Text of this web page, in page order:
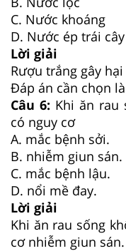
C. Nước khoáng
D. Nước ép trái cây
Lời giải
Rượu trắng gây
Đáp án cần chọn
Câu 6: Khi ăn rau
có nguy cơ
A. mắc bệnh sởi.
B. nhiễm giun sán.
C. mắc bệnh lậu.
D. nổi mề đay.
Lời giải
Khi ăn rau sống
cơ nhiễm giun sán.